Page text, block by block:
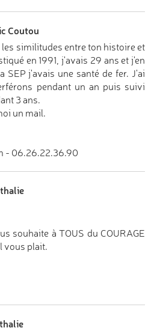
Coutou
les similitudes entre ton histoire et
en 1991, j'avais 29 ans et j'en
SEP j'avais une santé de fer. J'ai
pendant un an puis suivi
3 ans.
un mail.
- 06.26.22.36.90
souhaite à TOUS du COURAGE
vous plait.